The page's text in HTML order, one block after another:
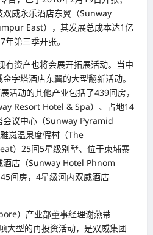
威永乐酒店东翼（Sunway
East），其发展总成本达1亿
第三季开张。
有资产也将会展开拓展活动。当中
字塔酒店东翼的大型翻新活动。
活动的其他产业包括了439间房，
Resort Hotel & Spa）、占地14
议中心（Sunway Pyramid
岚温泉度假村（The
）25间5星级别墅、位于柬埔寨
酒店（Sunway Hotel Phnom
间房，4星级河内双威酒店
）产业部董事经理谢燕蒂
大型的再投资活动，是双威集团